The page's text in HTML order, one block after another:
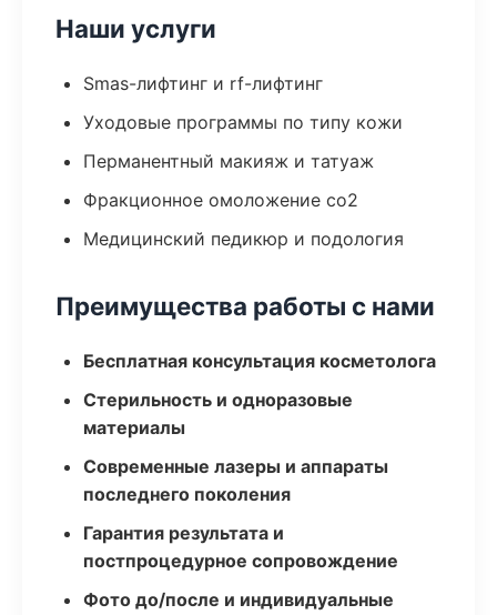
Наши услуги
Smas-лифтинг и rf-лифтинг
Уходовые программы по типу кожи
Перманентный макияж и татуаж
Фракционное омоложение co2
Медицинский педикюр и подология
Преимущества работы с нами
Бесплатная консультация косметолога
Стерильность и одноразовые
материалы
Современные лазеры и аппараты
последнего поколения
Гарантия результата и
постпроцедурное сопровождение
Фото до/после и индивидуальные